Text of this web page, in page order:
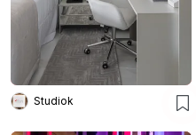
Studiok